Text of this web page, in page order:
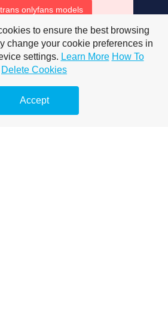
onlyfans models
trans onlyfans
top couples
onlyfans accounts
to ensure the best browsing
change your cookie preferences in
settings. Learn More How To
Delete Cookies
Accept